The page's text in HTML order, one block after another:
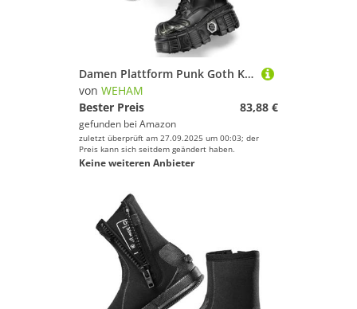
Damen Plattform Punk Goth Knöchelhohe Stiefel, Y2K Schmetterling Chunky Absatz Rückenzip Wedge Partyschuhe,Schwarz,40
von WEHAM
Bester Preis
83,88 €
gefunden bei Amazon
zuletzt überprüft am 27.09.2025 um 00:03; der
Preis kann sich seitdem geändert haben.
Keine weiteren Anbieter